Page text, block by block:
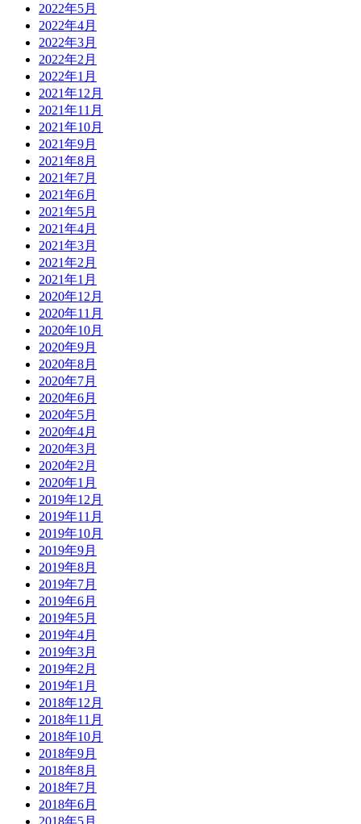
2022年5月
2022年4月
2022年3月
2022年2月
2022年1月
2021年12月
2021年11月
2021年10月
2021年9月
2021年8月
2021年7月
2021年6月
2021年5月
2021年4月
2021年3月
2021年2月
2021年1月
2020年12月
2020年11月
2020年10月
2020年9月
2020年8月
2020年7月
2020年6月
2020年5月
2020年4月
2020年3月
2020年2月
2020年1月
2019年12月
2019年11月
2019年10月
2019年9月
2019年8月
2019年7月
2019年6月
2019年5月
2019年4月
2019年3月
2019年2月
2019年1月
2018年12月
2018年11月
2018年10月
2018年9月
2018年8月
2018年7月
2018年6月